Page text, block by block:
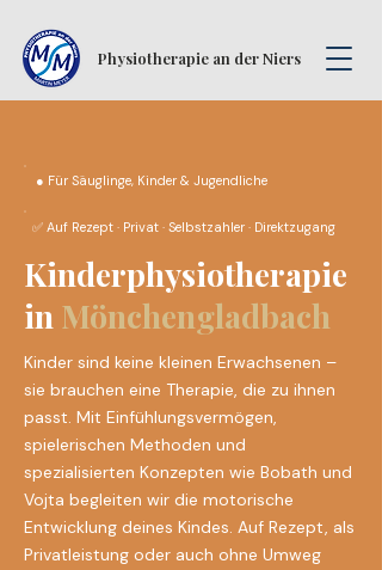
Physiotherapie an der Niers
● Für Säuglinge, Kinder & Jugendliche
✅ Auf Rezept · Privat · Selbstzahler · Direktzugang
Kinderphysiotherapie
in Mönchengladbach
Kinder sind keine kleinen Erwachsenen –
sie brauchen eine Therapie, die zu ihnen
passt. Mit Einfühlungsvermögen,
spielerischen Methoden und
spezialisierten Konzepten wie Bobath und
Vojta begleiten wir die motorische
Entwicklung deines Kindes. Auf Rezept, als
Privatleistung oder auch ohne Umweg